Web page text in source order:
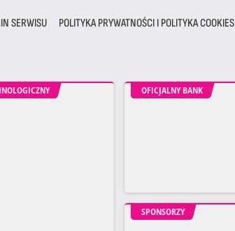
SERWISU POLITYKA PRYWATNOŚCI I POLITYKA COOKIES
OFICJALNY BANK
SPONSORZY